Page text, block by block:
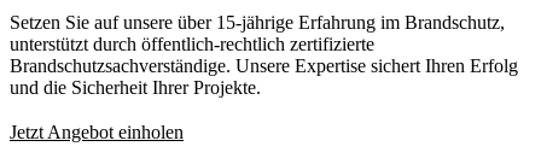
Setzen Sie auf unsere über 15-jährige Erfahrung im Brandschutz,
unterstützt durch öffentlich-rechtlich zertifizierte
Brandschutzsachverständige. Unsere Expertise sichert Ihren Erfolg
und die Sicherheit Ihrer Projekte.
Jetzt Angebot einholen